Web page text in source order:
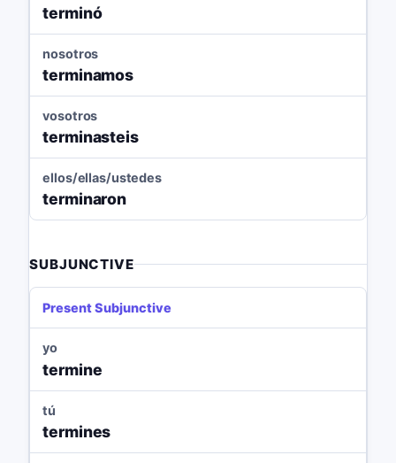
terminó
nosotros
terminamos
vosotros
terminasteis
ellos/ellas/ustedes
terminaron
SUBJUNCTIVE
Present Subjunctive
yo
termine
tú
termines